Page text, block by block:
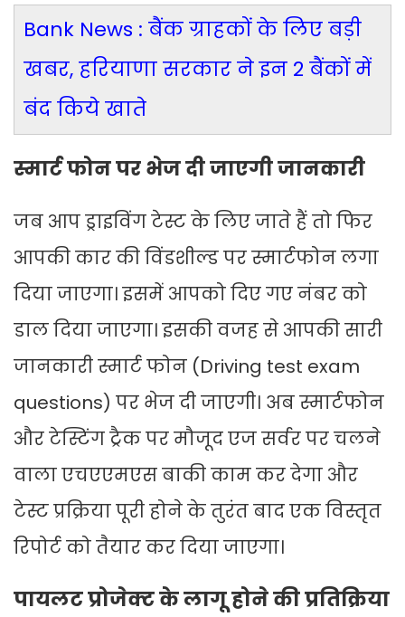
Bank News : बैंक ग्राहकों के लिए बड़ी
खबर, हरियाणा सरकार ने इन 2 बैंकों में
बंद किये खाते
स्मार्ट फोन पर भेज दी जाएगी जानकारी
जब आप ड्राइविंग टेस्ट के लिए जाते हैं तो फिर
आपकी कार की विंडशील्ड पर स्मार्टफोन लगा
दिया जाएगा। इसमें आपको दिए गए नंबर को
डाल दिया जाएगा। इसकी वजह से आपकी सारी
जानकारी स्मार्ट फोन (Driving test exam
questions) पर भेज दी जाएगी। अब स्मार्टफोन
और टेस्टिंग ट्रैक पर मौजूद एज सर्वर पर चलने
वाला एचएएमएस बाकी काम कर देगा और
टेस्ट प्रक्रिया पूरी होने के तुरंत बाद एक विस्तृत
रिपोर्ट को तैयार कर दिया जाएगा।
पायलट प्रोजेक्ट के लागू होने की प्रतिक्रिया